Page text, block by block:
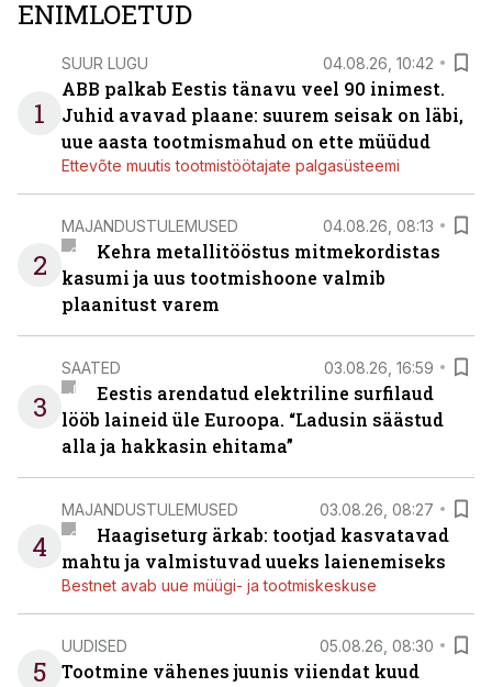
ENIMLOETUD
1
SUUR LUGU 04.08.26, 10:42
ABB palkab Eestis tänavu veel 90 inimest.
Juhid avavad plaane: suurem seisak on läbi,
uue aasta tootmismahud on ette müüdud
Ettevõte muutis tootmistöötajate palgasüsteemi
2
MAJANDUSTULEMUSED 04.08.26, 08:13
Kehra metallitööstus mitmekordistas
kasumi ja uus tootmishoone valmib
plaanitust varem
3
SAATED 03.08.26, 16:59
Eestis arendatud elektriline surfilaud
lööb laineid üle Euroopa. “Ladusin säästud
alla ja hakkasin ehitama”
4
MAJANDUSTULEMUSED 03.08.26, 08:27
Haagiseturg ärkab: tootjad kasvatavad
mahtu ja valmistuvad uueks laienemiseks
Bestnet avab uue müügi- ja tootmiskeskuse
5
UUDISED 05.08.26, 08:30
Tootmine vähenes juunis viiendat kuud